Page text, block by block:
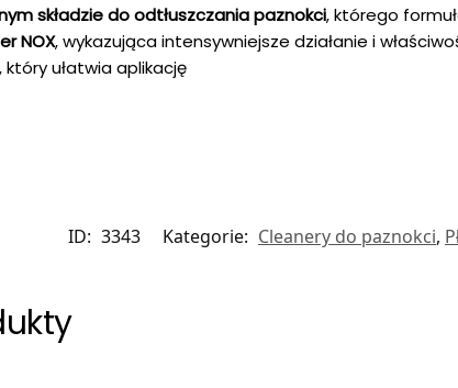
składzie do odtłuszczania paznokci, którego
NOX, wykazująca intensywniejsze działanie i
ułatwia aplikację
ID: 3343 Kategorie: Cleanery do paznokci,